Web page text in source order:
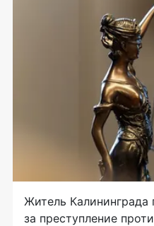
Житель Калининграда
за преступление